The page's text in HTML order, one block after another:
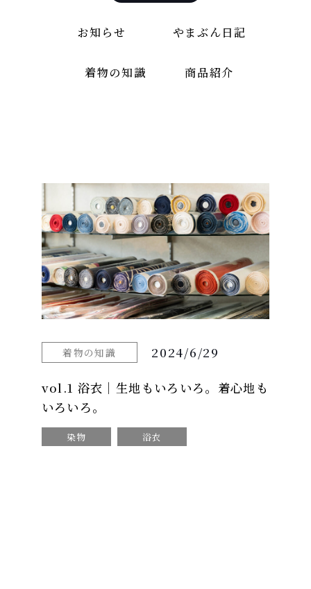
お知らせ やまぶん日記
着物の知識 商品紹介
着物の知識 2024/6/29
vol.1 浴衣｜生地もいろいろ。着心地も
いろいろ。
染物 浴衣